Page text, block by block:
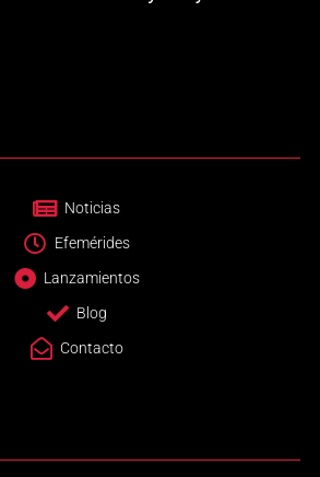
Noticias
Efemérides
Lanzamientos
Blog
Contacto